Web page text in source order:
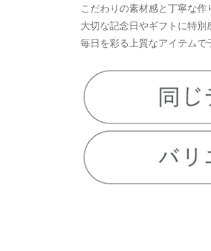
こだわりの素材感と丁寧な作
大切な記念日やギフトに特
毎日を彩る上質なアイテム